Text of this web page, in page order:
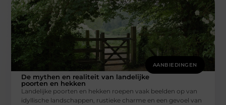
AANBIEDINGEN
De mythen en realiteit van landelijke
poorten en hekken
Landelijke poorten en hekken roepen vaak beelden op van
idyllische landschappen, rustieke charme en een gevoel van